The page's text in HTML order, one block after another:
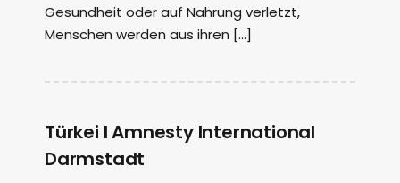
Gesundheit oder auf Nahrung verletzt,
Menschen werden aus ihren […]
Türkei I Amnesty International
Darmstadt